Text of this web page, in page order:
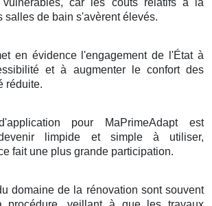
salles de bain s'avèrent élevés.
en évidence l'engagement de l'État à
et à augmenter le confort des
réduite.
pour MaPrimeAdapt est
limpide et simple à utiliser,
fait une plus grande participation.
domaine de la rénovation sont souvent